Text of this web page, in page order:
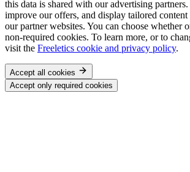
this data is shared with our advertising
improve our offers, and display tailored content
our partner websites. You can choose whether
non-required cookies. To learn more, or to
visit the Freeletics cookie and privacy policy.
Accept all cookies
Accept only required cookies